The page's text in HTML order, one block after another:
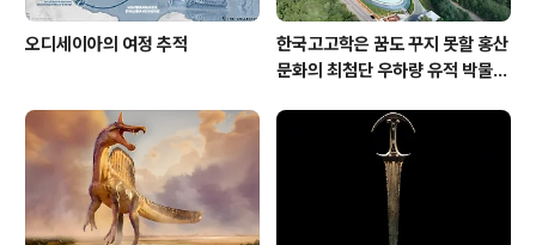
오디세이아의 여정 추적
한국고고학은 꿈도 꾸지 못할 홍산
문화의 최첨단 우하량 유적 박물관